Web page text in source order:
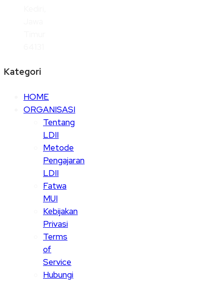
Kategori
HOME
ORGANISASI
Tentang
LDII
Metode
Pengajaran
LDII
Fatwa
MUI
Kebijakan
Privasi
Terms
of
Service
Hubungi